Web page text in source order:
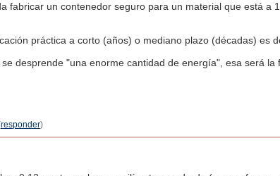
fabricar un contenedor seguro para un material que está a
práctica a corto (años) o mediano plazo (décadas) es
desprende "una enorme cantidad de energía", esa será la
responder)